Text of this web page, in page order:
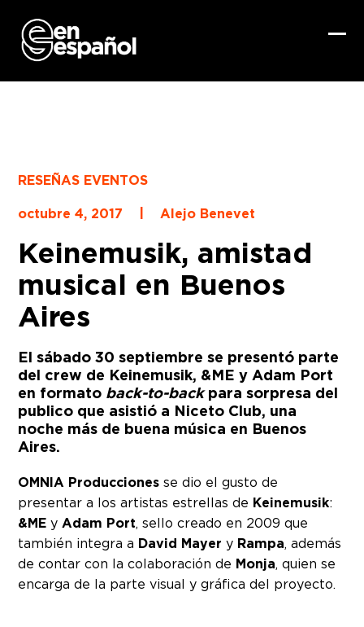
content
RESEÑAS EVENTOS
octubre 4, 2017
| Alejo Benevet
Keinemusik, amistad
musical en Buenos
Aires
El sábado 30 septiembre se presentó parte
del crew de Keinemusik, &ME yAdam Port
en formato back-to-backpara sorpresa del
publico que asistió a Niceto Club, una
noche más de buena música en Buenos
Aires.
OMNIA Producciones se dio el gusto de
presentar a los artistas estrellas de Keinemusik:
&ME yAdam Port, sello creado en 2009 que
también integra a David Mayer y Rampa, además
de contar con la colaboración de Monja, quien se
encarga de la parte visual y gráfica del proyecto.